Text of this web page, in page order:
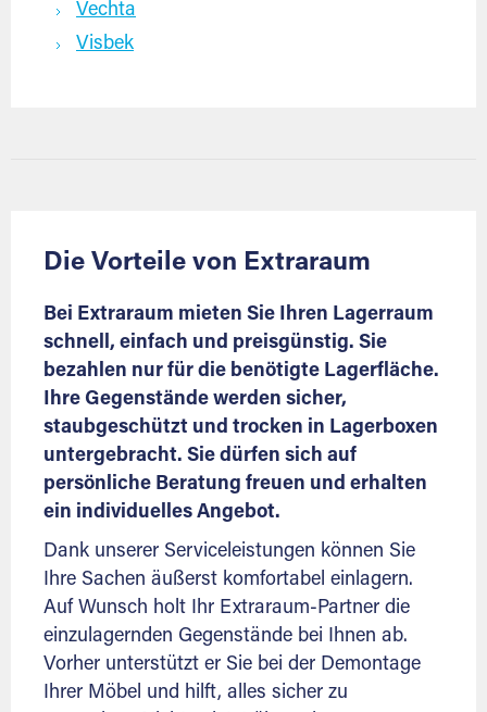
Vechta
Visbek
Die Vorteile von Extraraum
Bei Extraraum mieten Sie Ihren Lagerraum
schnell, einfach und preisgünstig. Sie
bezahlen nur für die benötigte Lagerfläche.
Ihre Gegenstände werden sicher,
staubgeschützt und trocken in Lagerboxen
untergebracht. Sie dürfen sich auf
persönliche Beratung freuen und erhalten
ein individuelles Angebot.
Dank unserer Serviceleistungen können Sie
Ihre Sachen äußerst komfortabel einlagern.
Auf Wunsch holt Ihr Extraraum-Partner die
einzulagernden Gegenstände bei Ihnen ab.
Vorher unterstützt er Sie bei der Demontage
Ihrer Möbel und hilft, alles sicher zu